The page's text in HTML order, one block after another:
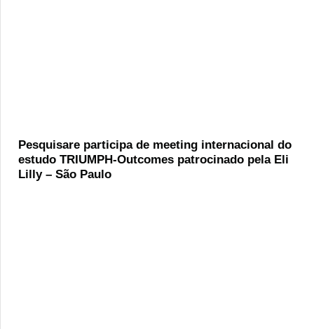
Pesquisare participa de meeting internacional do
estudo TRIUMPH-Outcomes patrocinado pela Eli
Lilly – São Paulo